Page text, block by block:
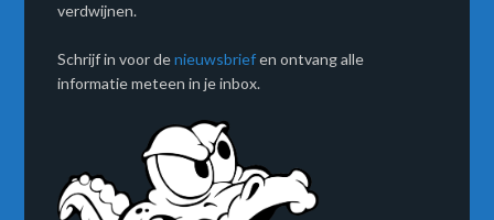
verdwijnen.
Schrijf in voor denieuwsbriefen ontvang alle
informatie meteen in je inbox.